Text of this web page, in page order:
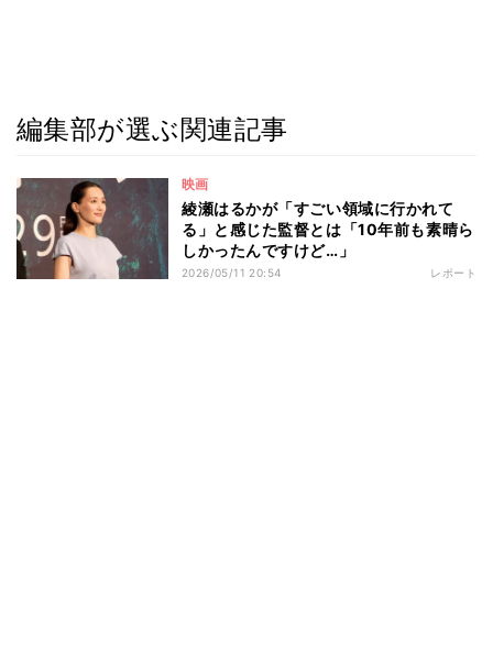
編集部が選ぶ関連記事
映画
綾瀬はるかが「すごい領域に行かれて
る」と感じた監督とは「10年前も素晴ら
しかったんですけど…」
2026/05/11 20:54 レポート